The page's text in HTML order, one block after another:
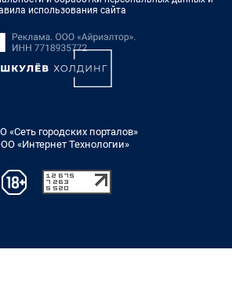
использования сайта
«Сеть городских порталов»
«Интернет Технологии»